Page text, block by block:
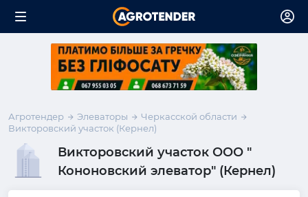
Агротендер Элеваторы
Черкасской области
Викторовский участок (Кернел)
Викторовский участок ООО "
Кононовский элеватор" (Кернел)